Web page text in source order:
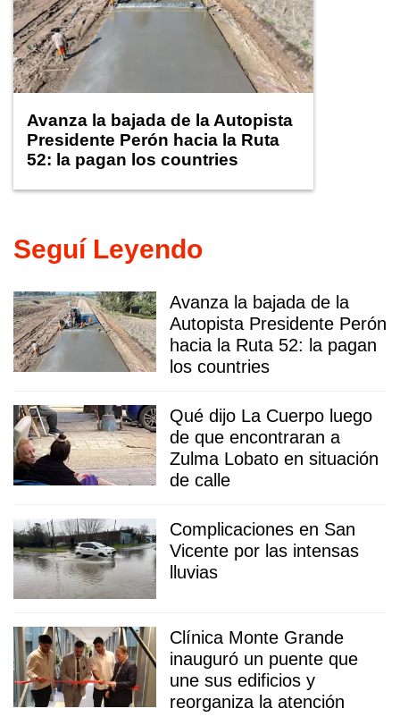
Avanza la bajada de la Autopista
Presidente Perón hacia la Ruta
52: la pagan los countries
Seguí Leyendo
Avanza la bajada de la
Autopista Presidente Perón
hacia la Ruta 52: la pagan
los countries
Qué dijo La Cuerpo luego
de que encontraran a
Zulma Lobato en situación
de calle
Complicaciones en San
Vicente por las intensas
lluvias
Clínica Monte Grande
inauguró un puente que
une sus edificios y
reorganiza la atención